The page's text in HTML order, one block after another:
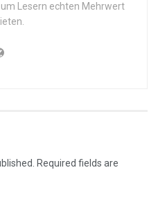
Lesern echten Mehrwert
Required fields are